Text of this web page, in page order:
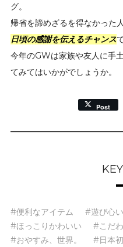
グ。
帰省を諦めざるを得なかった
日頃の感謝を伝えるチャンス
今年のGWは家族や友人に手
てみてはいかがでしょうか。
Post
#便利なアイテム #遊び心
#ほっこりかわいい
#こだ
#おやすみ、世界。
#日本